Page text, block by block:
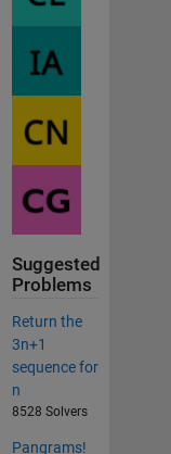
Suggested
Problems
Return the
3n+1
sequence for
n
8528 Solvers
Pangrams!